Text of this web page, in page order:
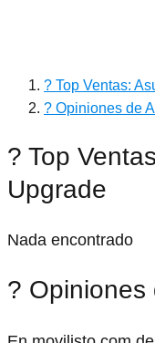
? Top Ventas:
? Opiniones de
? Top
Upgrade
Nada encontrado
? Opiniones